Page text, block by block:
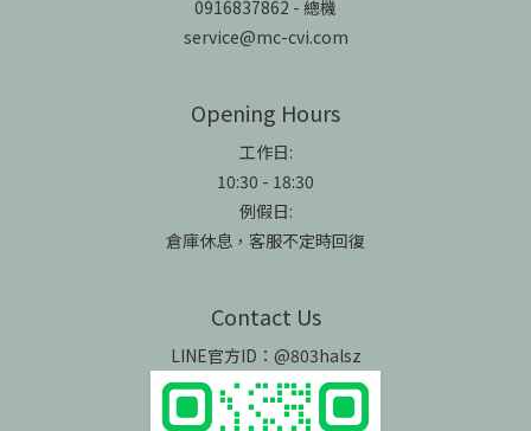
0916837862 - 總機
service@mc-cvi.com
Opening Hours
工作日:
10:30 - 18:30
例假日:
倉庫休息，客服不定時回復
Contact Us
LINE官方ID：@803halsz